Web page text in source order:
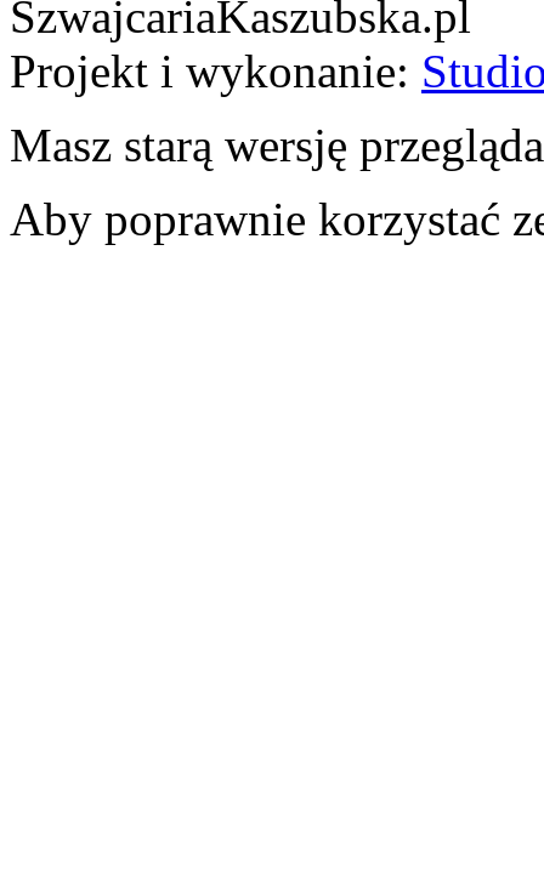
SzwajcariaKaszubska.pl
Projekt i wykonanie:
Masz starą wersję
Aby poprawnie korzystać